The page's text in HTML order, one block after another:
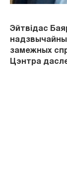
Эйтвідас
замежных
Цэнтра